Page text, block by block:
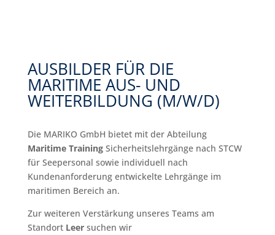
AUSBILDER FÜR DIE
MARITIME AUS- UND
WEITERBILDUNG (M/W/D)
Die MARIKO GmbH bietet mit der Abteilung
Maritime TrainingSicherheitslehrgänge nach STCW
für Seepersonal sowie individuell nach
Kundenanforderung entwickelte Lehrgänge im
maritimen Bereich an.
Zur weiteren Verstärkung unseres Teams am
Standort Leersuchen wir